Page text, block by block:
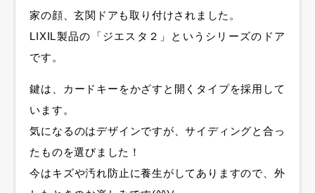
家の顔、玄関ドアも取り付けされました。
LIXIL製品の「ジエスタ２」というシリーズのドア
です。
鍵は、カードキーをかざすと開くタイプを採用して
います。
気になるのはデザインですが、サイディングと合っ
たものを選びました！
今はキズや汚れ防止に養生がしてありますので、外